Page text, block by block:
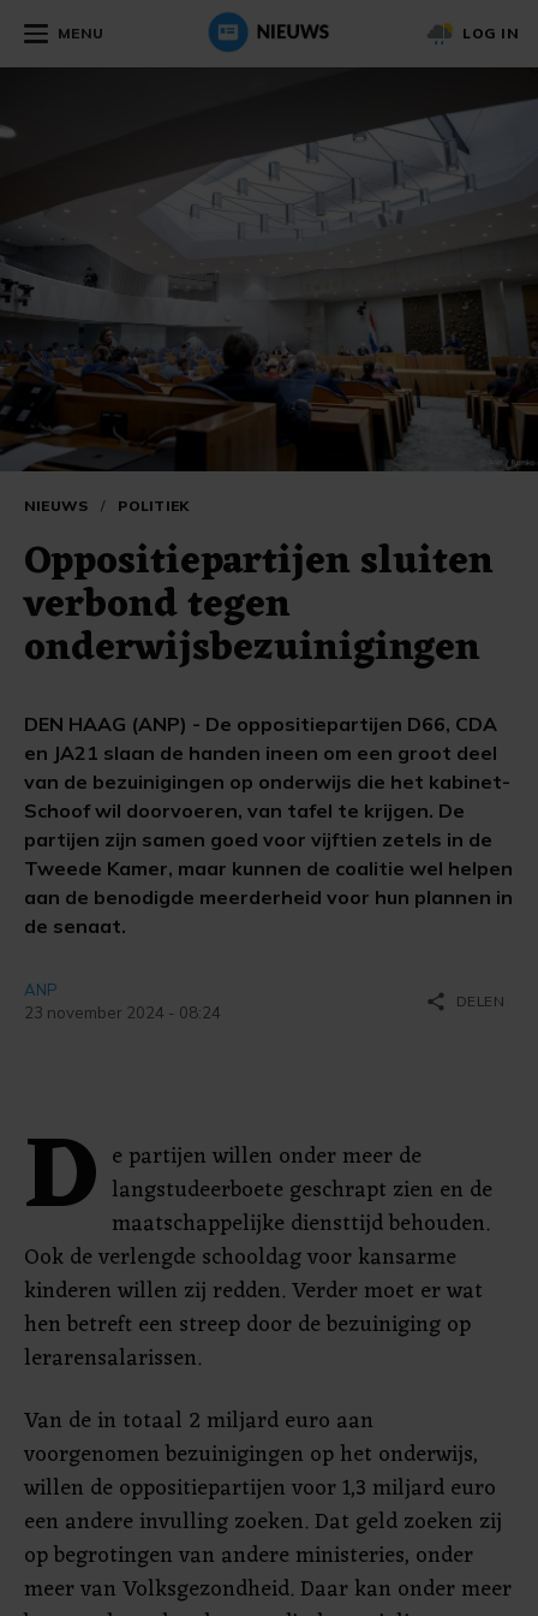
MENU LOG IN
NIEUWS / POLITIEK
Oppositiepartijen sluiten
verbond tegen
onderwijsbezuinigingen
DEN HAAG (ANP) - De oppositiepartijen D66, CDA
en JA21 slaan de handen ineen om een groot deel
van de bezuinigingen op onderwijs die het kabinet-
Schoof wil doorvoeren, van tafel te krijgen. De
partijen zijn samen goed voor vijftien zetels in de
Tweede Kamer, maar kunnen de coalitie wel helpen
aan de benodigde meerderheid voor hun plannen in
de senaat.
ANP
23 november 2024 - 08:24
share DELEN
D e partijen willen onder meer de
langstudeerboete geschrapt zien en de
maatschappelijke diensttijd behouden.
Ook de verlengde schooldag voor kansarme
kinderen willen zij redden. Verder moet er wat
hen betreft een streep door de bezuiniging op
lerarensalarissen.
Van de in totaal 2 miljard euro aan
voorgenomen bezuinigingen op het onderwijs,
willen de oppositiepartijen voor 1,3 miljard euro
een andere invulling zoeken. Dat geld zoeken zij
op begrotingen van andere ministeries, onder
meer van Volksgezondheid. Daar kan onder meer